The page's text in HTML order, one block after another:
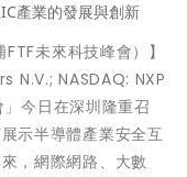
產業的發展與創新
未來科技峰會）】
N.V.; NASDAQ: NXP
今日在深圳隆重召
示半導體產業安全互
，網際網路、大數